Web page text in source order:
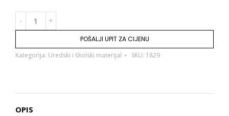
POŠALJI UPIT ZA CIJENU
Kategorija: Uredski i školski materijal SKU: 1829
OPIS